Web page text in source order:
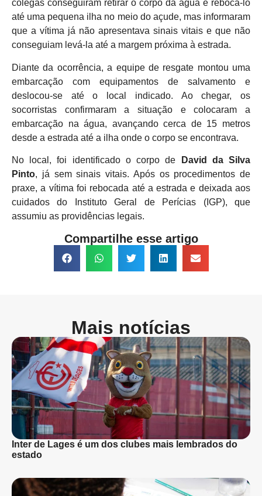
colegas conseguiram retirar o corpo da água e rebocá-lo
até uma pequena ilha no meio do açude, mas informaram
que a vítima já não apresentava sinais vitais e que não
conseguiam levá-la até a margem próxima à estrada.
Diante da ocorrência, a equipe de resgate montou uma
embarcação com equipamentos de salvamento e
deslocou-se até o local indicado. Ao chegar, os
socorristas confirmaram a situação e colocaram a
embarcação na água, avançando cerca de 15 metros
desde a estrada até a ilha onde o corpo se encontrava.
No local, foi identificado o corpo de
David da Silva
Pinto, já sem sinais vitais. Após os procedimentos de
praxe, a vítima foi rebocada até a estrada e deixada aos
cuidados do Instituto Geral de Perícias (IGP), que
assumiu as providências legais.
Compartilhe esse artigo
Mais notícias
Inter de Lages é um dos clubes mais lembrados do
estado